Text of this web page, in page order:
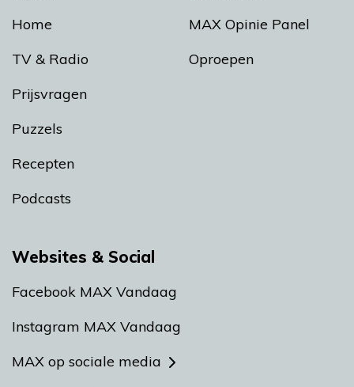
Home
TV & Radio
Prijsvragen
Puzzels
Recepten
Podcasts
MAX Opinie Panel
Oproepen
Websites & Social
Facebook MAX Vandaag
Instagram MAX Vandaag
MAX op sociale media